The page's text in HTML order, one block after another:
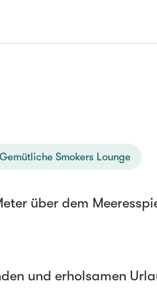
Gemütliche Smokers Lounge
über dem
und erholsamen